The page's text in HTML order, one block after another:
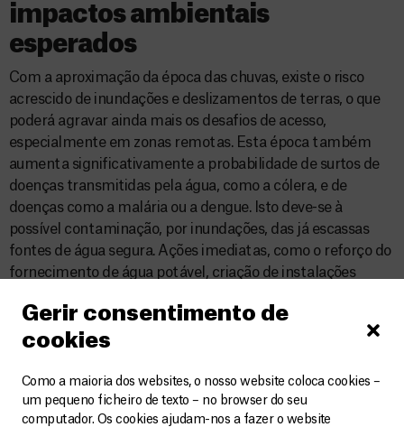
Gerir consentimento de
cookies
Como a maioria dos websites, o nosso website coloca cookies –
um pequeno ficheiro de texto – no browser do seu
computador. Os cookies ajudam-nos a fazer o website
impactos ambientais
esperados
Com a aproximação da época das chuvas, existe o risco
acrescido de inundações e deslizamentos de terras, o que
poderá agravar ainda mais os desafios de acesso,
especialmente em zonas remotas. Esta época também
aumenta significativamente a probabilidade de surtos de
doenças transmitidas pela água, como a cólera, e de
doenças como a malária ou a dengue. Isto deve-se à
possível contaminação, por inundações, das já escassas
fontes de água segura. Ações imediatas, como o reforço do
fornecimento de água potável, criação de instalações
promoção da higiene, são essenciais para mitigar estas
ameaças adicionais.
O que é necessário fazer agora?